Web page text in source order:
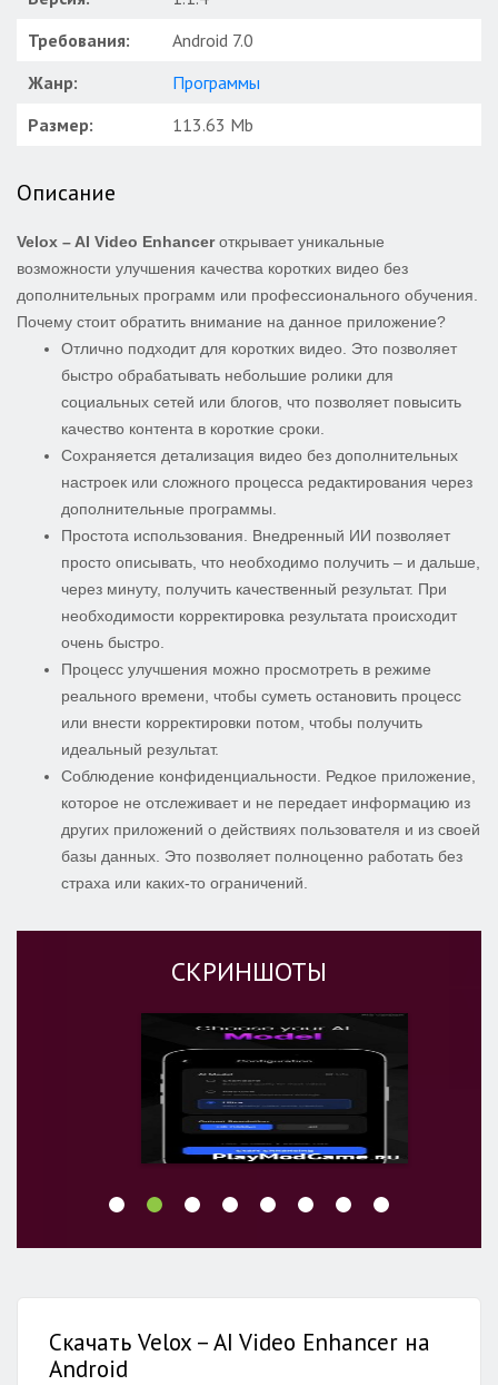
Требования:
Android 7.0
Жанр:
Программы
Размер:
113.63 Mb
Описание
Velox – AI Video Enhancerоткрывает уникальные
возможности улучшения качества коротких видео без
дополнительных программ или профессионального обучения.
Почему стоит обратить внимание на данное приложение?
Отлично подходит для коротких видео. Это позволяет
быстро обрабатывать небольшие ролики для
социальных сетей или блогов, что позволяет повысить
качество контента в короткие сроки.
Сохраняется детализация видео без дополнительных
настроек или сложного процесса редактирования через
дополнительные программы.
Простота использования. Внедренный ИИ позволяет
просто описывать, что необходимо получить – и дальше,
через минуту, получить качественный результат. При
необходимости корректировка результата происходит
очень быстро.
Процесс улучшения можно просмотреть в режиме
реального времени, чтобы суметь остановить процесс
или внести корректировки потом, чтобы получить
идеальный результат.
Соблюдение конфиденциальности. Редкое приложение,
которое не отслеживает и не передает информацию из
других приложений о действиях пользователя и из своей
базы данных. Это позволяет полноценно работать без
страха или каких-то ограничений.
СКРИНШОТЫ
Скачать Velox – AI Video Enhancer на
Android